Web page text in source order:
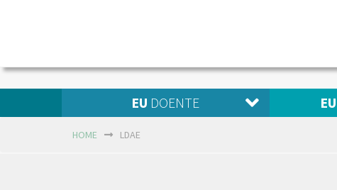
EU DOENTE EU
HOME LDAE